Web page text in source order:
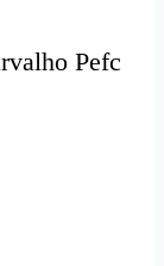
Pefc